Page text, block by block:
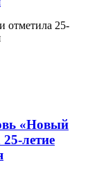
отметила 25-
«Новый
летие